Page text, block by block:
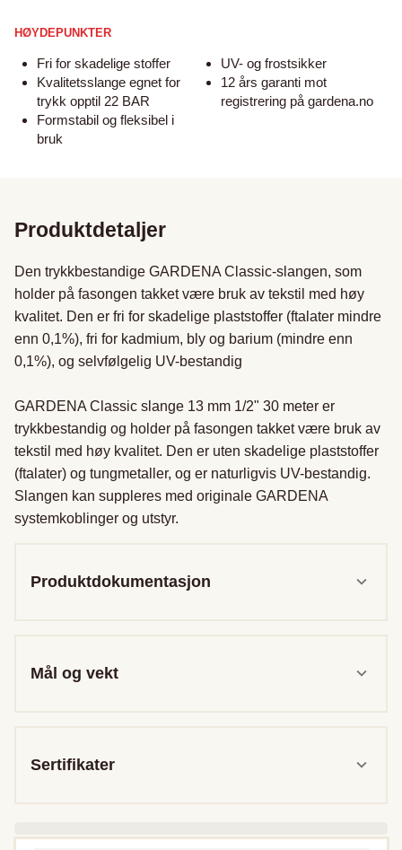
HØYDEPUNKTER
Fri for skadelige stoffer
Kvalitetsslange egnet for
trykk opptil 22 BAR
Formstabil og fleksibel i
bruk
UV- og frostsikker
12 års garanti mot
registrering på gardena.no
Produktdetaljer
Den trykkbestandige GARDENA Classic-slangen, som
holder på fasongen takket være bruk av tekstil med høy
kvalitet. Den er fri for skadelige plaststoffer (ftalater mindre
enn 0,1%), fri for kadmium, bly og barium (mindre enn
0,1%), og selvfølgelig UV-bestandig
GARDENA Classic slange 13 mm 1/2" 30 meter er
trykkbestandig og holder på fasongen takket være bruk av
tekstil med høy kvalitet. Den er uten skadelige plaststoffer
(ftalater) og tungmetaller, og er naturligvis UV-bestandig.
Slangen kan suppleres med originale GARDENA
systemkoblinger og utstyr.
Produktdokumentasjon
Mål og vekt
Sertifikater